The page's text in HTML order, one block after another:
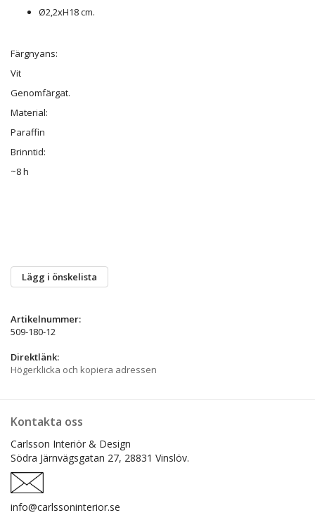
Ø2,2xH18 cm.
Färgnyans:
Vit
Genomfärgat.
Material:
Paraffin
Brinntid:
~8 h
Lägg i önskelista
Artikelnummer:
509-180-12
Direktlänk:
Högerklicka och kopiera adressen
Kontakta oss
Carlsson Interiör & Design
Södra Järnvägsgatan 27, 28831 Vinslöv.
info@carlssoninterior.se